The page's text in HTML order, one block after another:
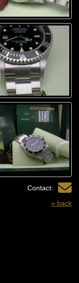
Contact:
« back